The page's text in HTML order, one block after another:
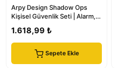
Arpy Design Shadow Ops
Kişisel Güvenlik Seti | Alarm,
1.618,99 ₺
Sepete Ekle